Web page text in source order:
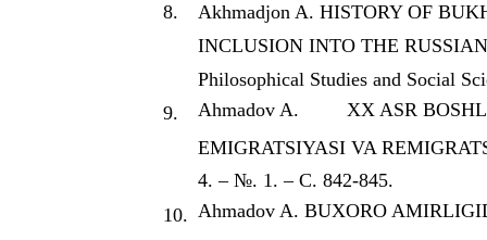
8.
Akhmadjon A. HISTORY OF
INCLUSION INTO THE
Philosophical Studies and Social
9.
Ahmadov A.
XX ASR
EMIGRATSIYASI VA
4. – №. 1. – С. 842-845.
10. Ahmadov A. BUXORO